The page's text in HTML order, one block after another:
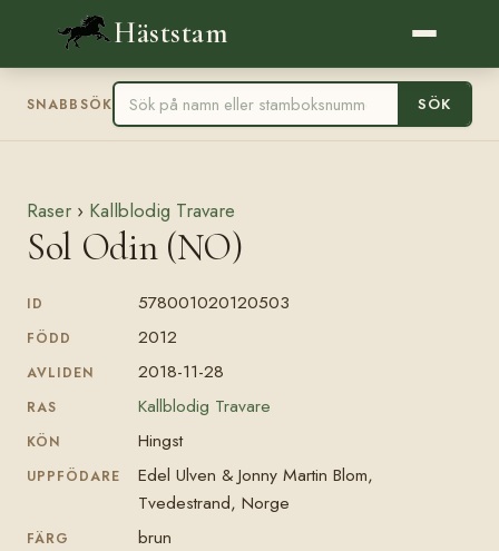
Häststam
SNABBSÖK SÖK
Raser › Kallblodig Travare
Sol Odin (NO)
ID 578001020120503
FÖDD 2012
AVLIDEN 2018-11-28
RAS Kallblodig Travare
KÖN Hingst
UPPFÖDARE
Edel Ulven & Jonny Martin Blom,
Tvedestrand, Norge
FÄRG brun